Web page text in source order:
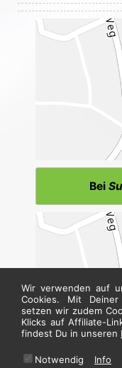
Bei
Wir verwenden auf
Cookies. Mit Deiner
setzen wir zudem
Klicks auf Affiliate-
findest Du in unseren
Notwendig Info